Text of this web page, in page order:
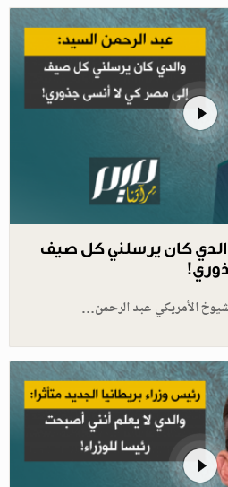
كان يرسلني كل صيف
الأمريكي عبد الرحمن…